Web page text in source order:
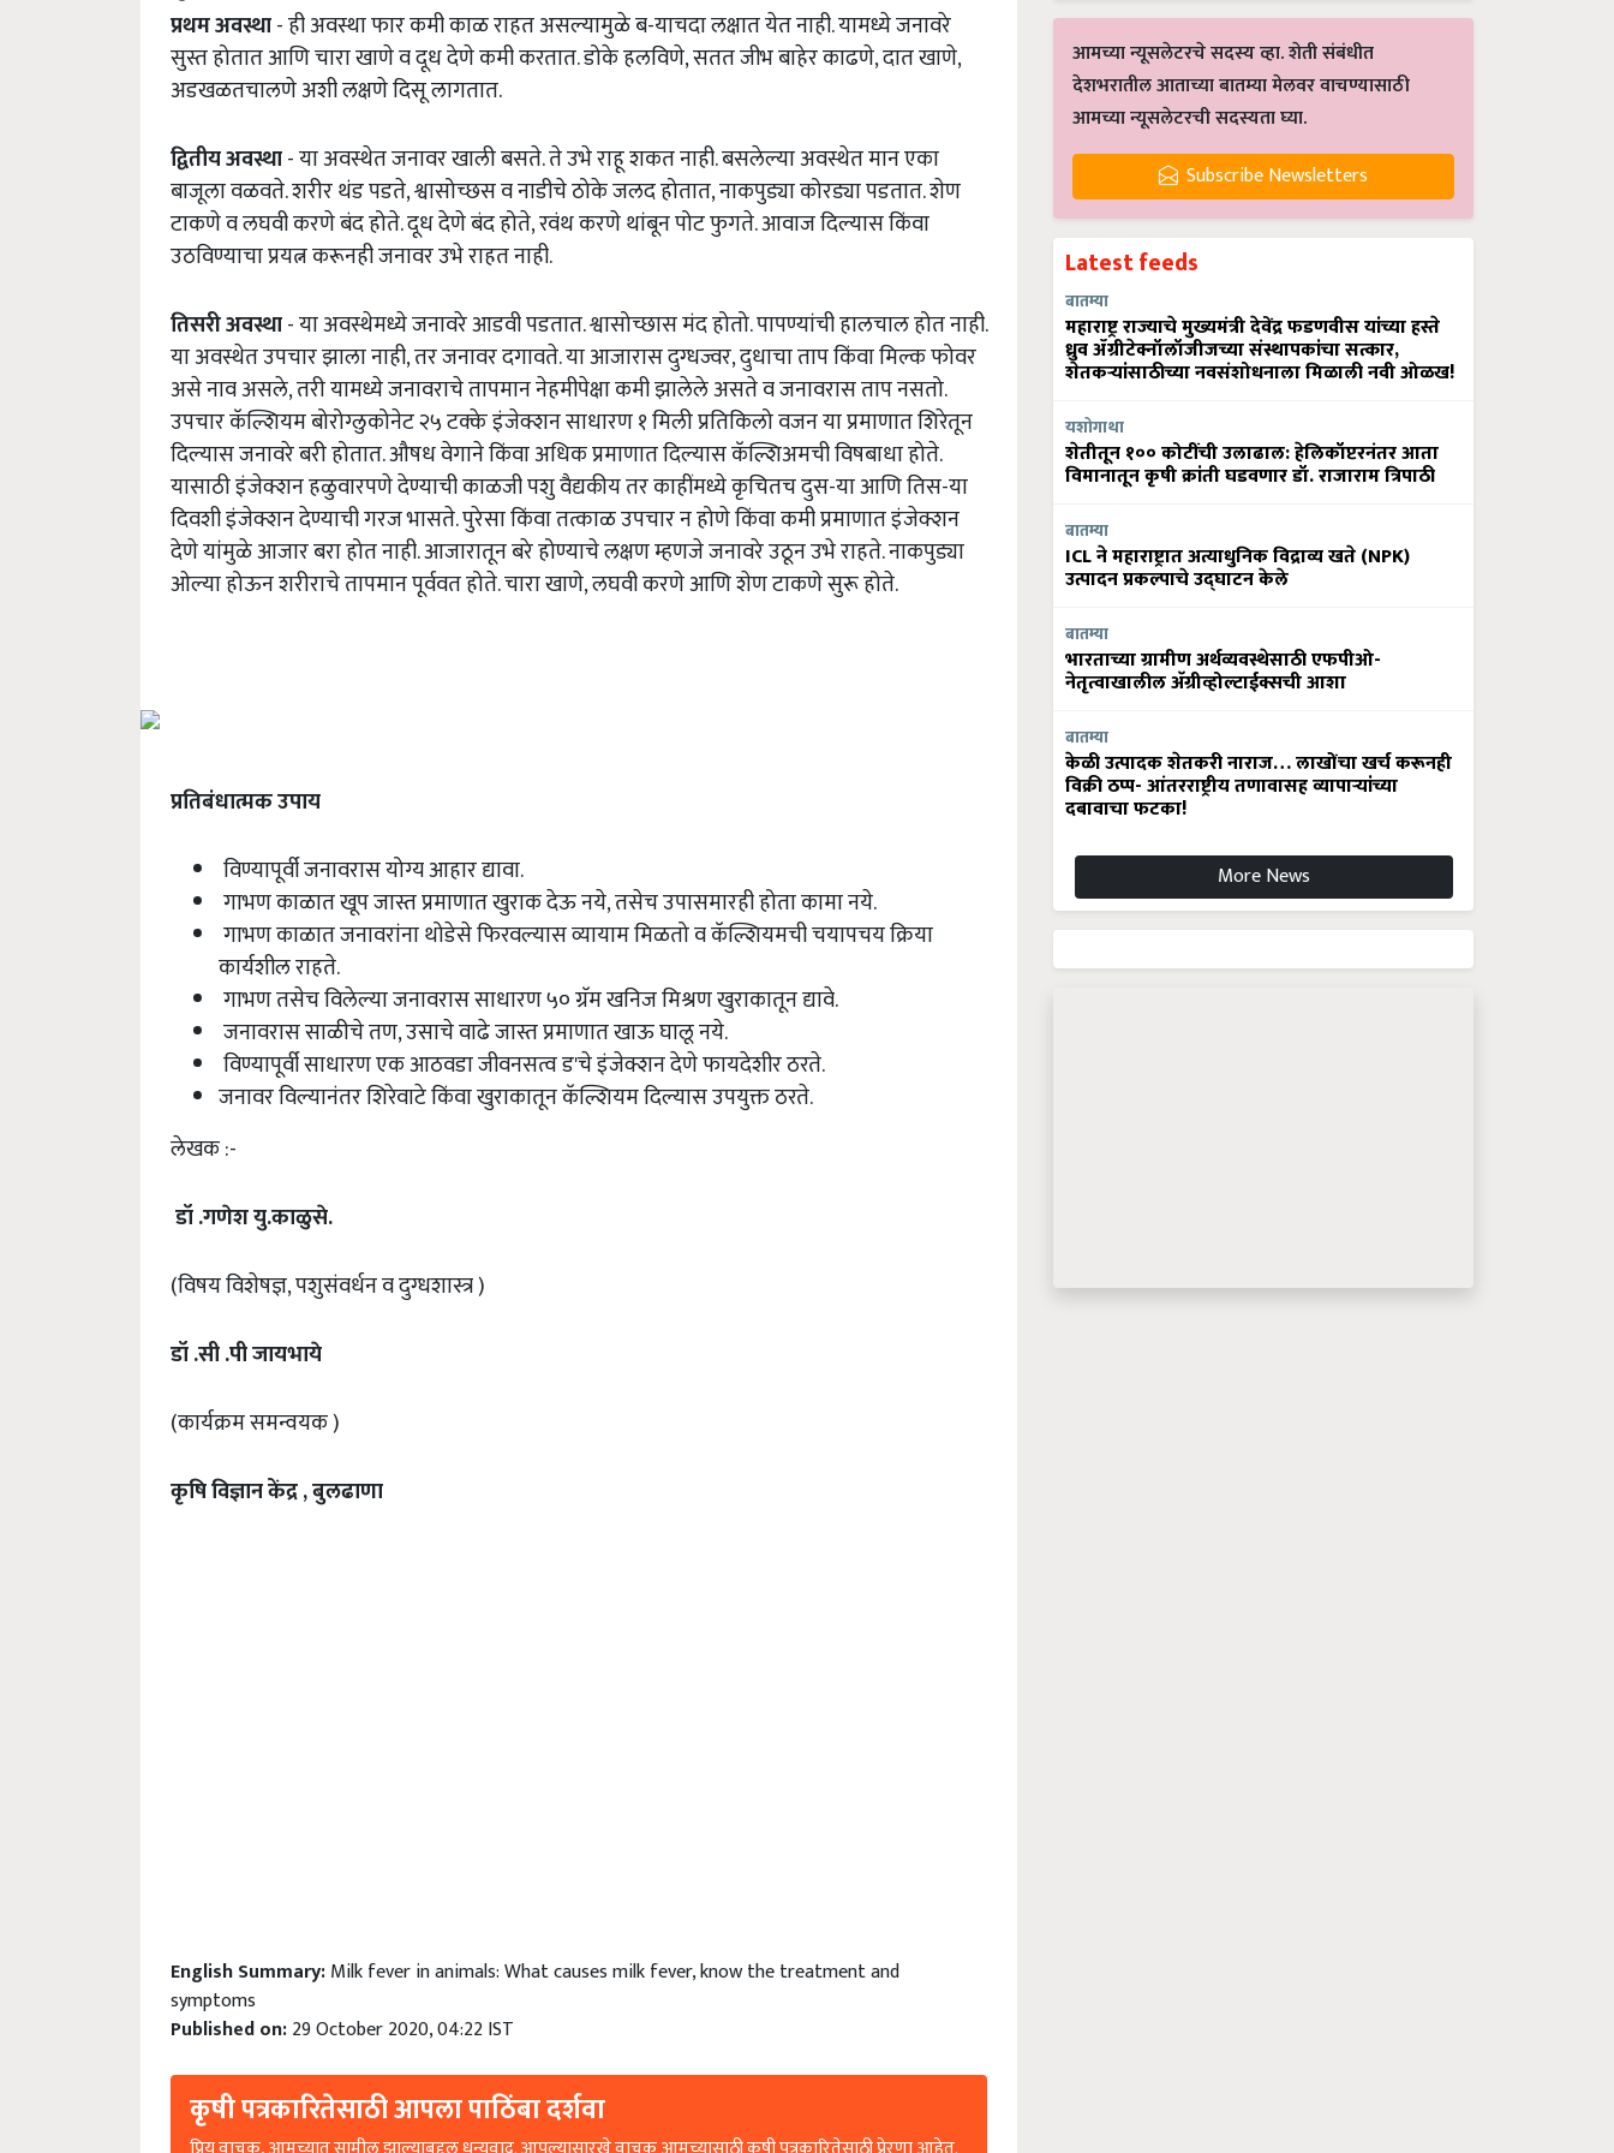
प्रथम अवस्था- ही अवस्था फार कमी काळ राहत असल्यामुळे ब-याचदा लक्षात येत नाही. यामध्ये जनावरे
सुस्त होतात आणि चारा खाणे व दूध देणे कमी करतात. डोके हलविणे, सतत जीभ बाहेर काढणे, दात खाणे,
अडखळतचालणे अशी लक्षणे दिसू लागतात.
द्वितीय अवस्था- या अवस्थेत जनावर खाली बसते. ते उभे राहू शकत नाही. बसलेल्या अवस्थेत मान एका
बाजूला वळवते. शरीर थंड पडते, श्वासोच्छस व नाडीचे ठोके जलद होतात, नाकपुड्या कोरड्या पडतात. शेण
टाकणे व लघवी करणे बंद होते. दूध देणे बंद होते, रवंथ करणे थांबून पोट फुगते. आवाज दिल्यास किंवा
उठविण्याचा प्रयत्न करूनही जनावर उभे राहत नाही.
तिसरी अवस्था- या अवस्थेमध्ये जनावरे आडवी पडतात. श्वासोच्छास मंद होतो. पापण्यांची हालचाल होत नाही.
या अवस्थेत उपचार झाला नाही, तर जनावर दगावते. या आजारास दुग्धज्वर, दुधाचा ताप किंवा मिल्क फोवर
असे नाव असले, तरी यामध्ये जनावराचे तापमान नेहमीपेक्षा कमी झालेले असते व जनावरास ताप नसतो.
उपचार कॅल्शियम बोरोग्लुकोनेट २५ टक्के इंजेक्शन साधारण १ मिली प्रतिकिलो वजन या प्रमाणात शिरेतून
दिल्यास जनावरे बरी होतात. औषध वेगाने किंवा अधिक प्रमाणात दिल्यास कॅल्शिअमची विषबाधा होते.
यासाठी इंजेक्शन हळुवारपणे देण्याची काळजी पशु वैद्यकीय तर काहींमध्ये कृचितच दुस-या आणि तिस-या
दिवशी इंजेक्शन देण्याची गरज भासते. पुरेसा किंवा तत्काळ उपचार न होणे किंवा कमी प्रमाणात इंजेक्शन
देणे यांमुळे आजार बरा होत नाही. आजारातून बरे होण्याचे लक्षण म्हणजे जनावरे उठून उभे राहते. नाकपुड्या
ओल्या होऊन शरीराचे तापमान पूर्ववत होते. चारा खाणे, लघवी करणे आणि शेण टाकणे सुरू होते.
प्रतिबंधात्मक उपाय
विण्यापूर्वी जनावरास योग्य आहार द्यावा.
गाभण काळात खूप जास्त प्रमाणात खुराक देऊ नये, तसेच उपासमारही होता कामा नये.
गाभण काळात जनावरांना थोडेसे फिरवल्यास व्यायाम मिळतो व कॅल्शियमची चयापचय क्रिया
कार्यशील राहते.
गाभण तसेच विलेल्या जनावरास साधारण ५० ग्रॅम खनिज मिश्रण खुराकातून द्यावे.
जनावरास साळीचे तण, उसाचे वाढे जास्त प्रमाणात खाऊ घालू नये.
विण्यापूर्वी साधारण एक आठवडा जीवनसत्व ड'चे इंजेक्शन देणे फायदेशीर ठरते.
जनावर विल्यानंतर शिरेवाटे किंवा खुराकातून कॅल्शियम दिल्यास उपयुक्त ठरते.
लेखक :-
डॉ .गणेश यु.काळुसे.
(विषय विशेषज्ञ, पशुसंवर्धन व दुग्धशास्त्र )
डॉ .सी .पी जायभाये
(कार्यक्रम समन्वयक )
कृषि विज्ञान केंद्र,बुलढाणा
English Summary:Milk fever in animals: What causes milk fever, know the treatment and
symptoms
Published on:29 October 2020, 04:22 IST
कृषी पत्रकारितेसाठी आपला पाठिंबा दर्शवा
आमच्या न्यूसलेटरचे सदस्य व्हा. शेती संबंधीत
देशभरातील आताच्या बातम्या मेलवर वाचण्यासाठी
आमच्या न्यूसलेटरची सदस्यता घ्या.
Subscribe Newsletters
Latest feeds
बातम्या
महाराष्ट्र राज्याचे मुख्यमंत्री देवेंद्र फडणवीस यांच्या हस्ते
ध्रुव ॲग्रीटेक्नॉलॉजीजच्या संस्थापकांचा सत्कार,
शेतकऱ्यांसाठीच्या नवसंशोधनाला मिळाली नवी ओळख!
यशोगाथा
शेतीतून १०० कोटींची उलाढाल: हेलिकॉप्टरनंतर आता
विमानातून कृषी क्रांती घडवणार डॉ. राजाराम त्रिपाठी
बातम्या
ICL ने महाराष्ट्रात अत्याधुनिक विद्राव्य खते (NPK)
उत्पादन प्रकल्पाचे उद्घाटन केले
बातम्या
भारताच्या ग्रामीण अर्थव्यवस्थेसाठी एफपीओ-
नेतृत्वाखालील अ‍ॅग्रीव्होल्टाईक्सची आशा
बातम्या
केळी उत्पादक शेतकरी नाराज… लाखोंचा खर्च करूनही
विक्री ठप्प- आंतरराष्ट्रीय तणावासह व्यापाऱ्यांच्या
दबावाचा फटका!
More News